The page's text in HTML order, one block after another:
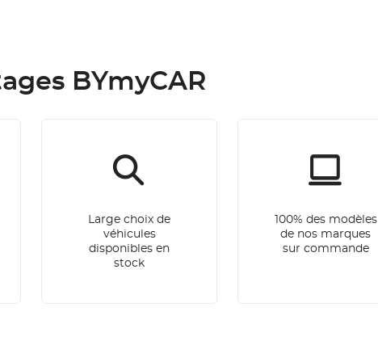
BYmyCAR
Large choix de
véhicules
disponibles en
stock
100% des modèles
de nos marques
sur commande